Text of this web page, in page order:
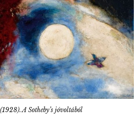
A Sotheby’s jóvoltából